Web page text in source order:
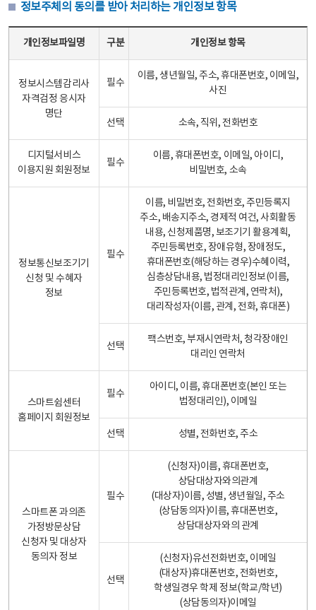
정보주체의 동의를 받아 처리하는 개인정보 항목
개인정보파일명 구분 개인정보 항목
정보시스템감리사
자격검정 응시자
명단
필수
이름, 생년월일, 주소, 휴대폰번호, 이메일,
사진
선택 소속, 직위, 전화번호
디지털서비스
이용지원 회원정보
필수
이름, 휴대폰번호, 이메일, 아이디,
비밀번호, 소속
정보통신보조기기
신청 및 수혜자
정보
필수
이름, 비밀번호, 전화번호, 주민등록지
주소, 배송지주소, 경제적 여건, 사회활동
내용, 신청제품명, 보조기기 활용계획,
주민등록번호, 장애유형, 장애정도,
휴대폰번호(해당하는 경우)수혜이력,
심층상담내용, 법정대리인정보(이름,
주민등록번호, 법적관계, 연락처),
대리작성자(이름, 관계, 전화, 휴대폰)
선택
팩스번호, 부재시연락처, 청각장애인
대리인 연락처
스마트쉼센터
홈페이지 회원정보
필수
아이디, 이름, 휴대폰번호(본인 또는
법정대리인), 이메일
선택 성별, 전화번호, 주소
스마트폰 과의존
가정방문상담
신청자 및 대상자
동의자 정보
필수
(신청자)이름, 휴대폰번호,
상담대상자와의관계
(대상자)이름, 성별, 생년월일, 주소
(상담동의자)이름, 휴대폰번호,
상담대상자와의 관계
선택
(신청자)유선전화번호, 이메일
(대상자)휴대폰번호, 전화번호,
학생일경우 학제 정보(학교/학년)
(상담동의자)이메일